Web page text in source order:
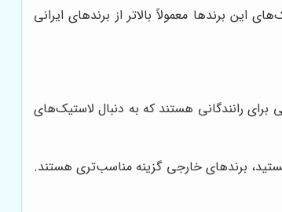
این برندها معمولاً بالاتر از برندهای ایرانی
برای رانندگانی هستند که به دنبال لاستیک‌های
برندهای خارجی گزینه مناسب‌تری هستند.